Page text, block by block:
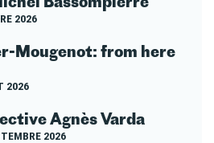
2026
Mougenot: from here
2026
Agnès Varda
2026